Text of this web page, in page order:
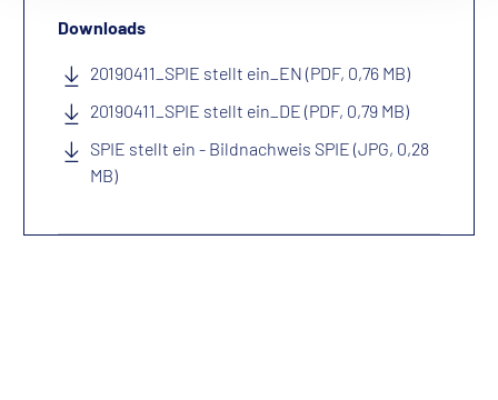
Downloads
20190411_SPIE stellt ein_EN (PDF, 0,76 MB)
20190411_SPIE stellt ein_DE (PDF, 0,79 MB)
SPIE stellt ein - Bildnachweis SPIE (JPG, 0,28
MB)